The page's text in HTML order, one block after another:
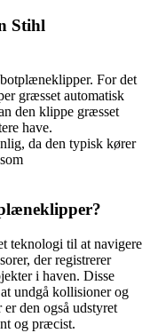
Stihl
For det
græsset automatisk
den klippe græsset
have.
da den typisk kører
teknologi til at navigere
der registrerer
i haven. Disse
undgå kollisioner og
den også udstyret
og præcist.